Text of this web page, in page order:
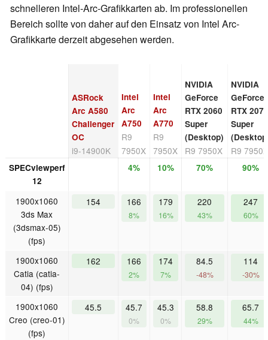
schnelleren Intel-Arc-Grafikkarten ab. Im professionellen
Bereich sollte von daher auf den Einsatz von Intel Arc-
Grafikkarte derzeit abgesehen werden.
ASRock
Arc A580
Challenger
OC
i9-14900K
Intel
Arc
A750
R9
7950X
Intel
Arc
A770
R9
7950X
NVIDIA
GeForce
RTX 2060
Super
(Desktop)
R9 7950X
NVIDIA
GeForce
RTX
Super
R9
SPECviewperf
12
4% 10% 70% 90%
1900x1060
3ds Max
(3dsmax-05)
(fps)
154 166
8%
179
16%
220
43%
247
60%
1900x1060
Catia (catia-
04) (fps)
162 166
2%
174
7%
84.5
-48%
114
-30%
1900x1060
Creo (creo-01)
(fps)
45.5 45.7
0%
45.3
0%
58.8
29%
65.7
44%